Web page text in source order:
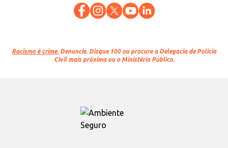
Racismo é crime. Denuncie. Disque 100 ou procure a Delegacia de Polícia
Civil mais próxima ou o Ministério Público.